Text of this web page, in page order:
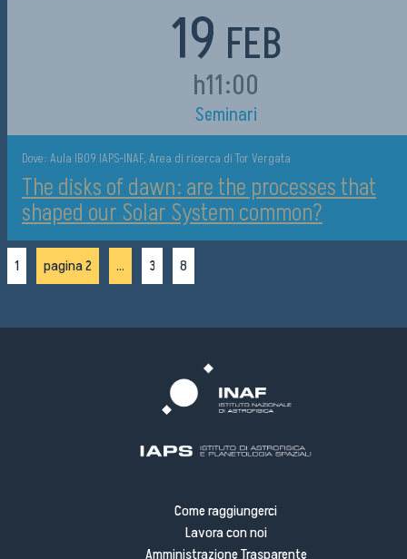
19 FEB
h11:00
Seminari
Dove: Aula IB09 IAPS-INAF, Area di ricerca di Tor Vergata
The disks of dawn: are the processes that
shaped our Solar System common?
1 pagina 2 ... 3 8
Come raggiungerci
Lavora con noi
Amministrazione Trasparente